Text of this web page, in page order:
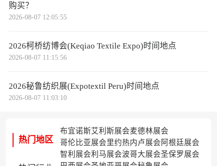
购买？
2026-08-07 12:05:55
2026柯桥纺博会(Keqiao Textile Expo)时间地点
2026-08-07 11:15:56
2026秘鲁纺织展(Expotextil Peru)时间地点
2026-08-07 11:03:10
热门地区
布宜诺斯艾利斯展会麦德林展会
哥伦比亚展会里约热内卢展会 阿根廷展会
智利展会利马展会波哥大展会圣保罗展会